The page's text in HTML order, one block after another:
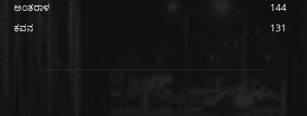
ಅಂತರಾಳ
144
ಕವನ
131